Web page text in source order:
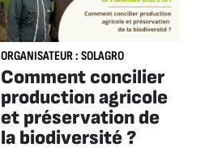
ORGANISATEUR : SOLAGRO
Comment concilier
production agricole
et préservation de
la biodiversité ?